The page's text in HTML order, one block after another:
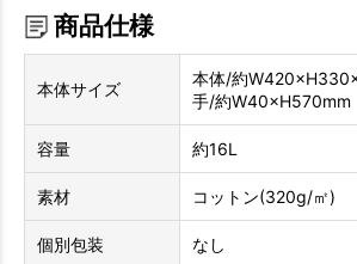
商品仕様
本体サイズ
本体/約
手/約W40×H570mm
容量 約16L
素材 コットン(320g/㎡)
個別包装 なし